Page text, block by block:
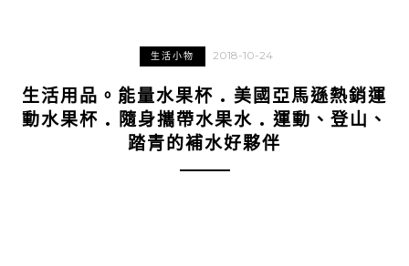
生活小物 2018-10-24
生活用品。能量水果杯 . 美國亞馬遜熱銷運
動水果杯 . 隨身攜帶水果水 . 運動、登山、
踏青的補水好夥伴